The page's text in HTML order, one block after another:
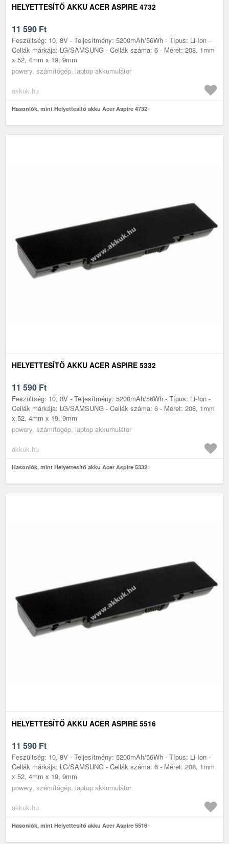
HELYETTESÍTŐ AKKU ACER ASPIRE 4732
11 590 Ft
Feszültség: 10, 8V - Teljesítmény: 5200mAh/56Wh - Típus: Li-Ion -
Cellák márkája: LG/SAMSUNG - Cellák száma: 6 - Méret: 208, 1mm
x 52, 4mm x 19, 9mm
powery, számítógép, laptop akkumulátor
akkuk.hu
Hasonlók, mint Helyettesítő akku Acer Aspire 4732
HELYETTESÍTŐ AKKU ACER ASPIRE 5332
11 590 Ft
Feszültség: 10, 8V - Teljesítmény: 5200mAh/56Wh - Típus: Li-Ion -
Cellák márkája: LG/SAMSUNG - Cellák száma: 6 - Méret: 208, 1mm
x 52, 4mm x 19, 9mm
powery, számítógép, laptop akkumulátor
akkuk.hu
Hasonlók, mint Helyettesítő akku Acer Aspire 5332
HELYETTESÍTŐ AKKU ACER ASPIRE 5516
11 590 Ft
Feszültség: 10, 8V - Teljesítmény: 5200mAh/56Wh - Típus: Li-Ion -
Cellák márkája: LG/SAMSUNG - Cellák száma: 6 - Méret: 208, 1mm
x 52, 4mm x 19, 9mm
powery, számítógép, laptop akkumulátor
akkuk.hu
Hasonlók, mint Helyettesítő akku Acer Aspire 5516